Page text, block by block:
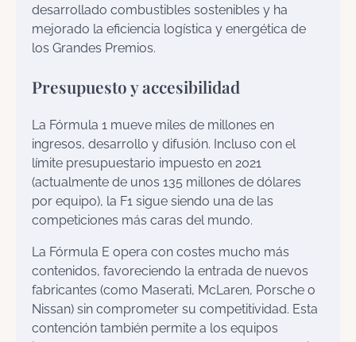
desarrollado combustibles sostenibles y ha
mejorado la eficiencia logística y energética de
los Grandes Premios.
Presupuesto y accesibilidad
La Fórmula 1 mueve miles de millones en
ingresos, desarrollo y difusión. Incluso con el
límite presupuestario impuesto en 2021
(actualmente de unos 135 millones de dólares
por equipo), la F1 sigue siendo una de las
competiciones más caras del mundo.
La Fórmula E opera con costes mucho más
contenidos, favoreciendo la entrada de nuevos
fabricantes (como Maserati, McLaren, Porsche o
Nissan) sin comprometer su competitividad. Esta
contención también permite a los equipos